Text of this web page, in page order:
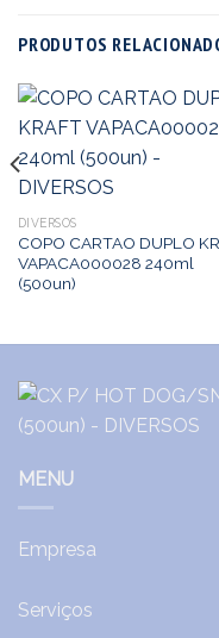
PRODUTOS
DIVERSOS
COPO CARTAO DUPLO
VAPACA000028 240ml
(500un)
MENU
Empresa
Serviços